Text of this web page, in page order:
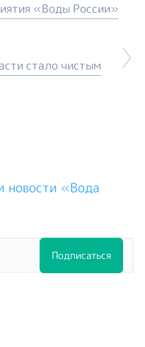
«Воды России»
стало чистым
новости «Вода